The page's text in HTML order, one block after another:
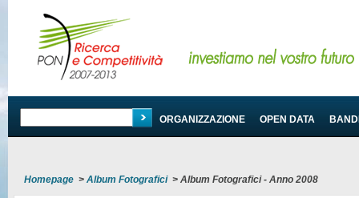
PROGRAMMA ORGANIZZAZIONE OPEN DATA
Homepage > Album Fotografici> Album Fotografici - Anno 2008